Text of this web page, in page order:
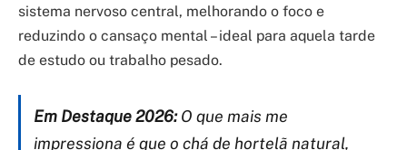
sistema nervoso central, melhorando o foco e
reduzindo o cansaço mental – ideal para aquela tarde
de estudo ou trabalho pesado.
Em Destaque 2026:O que mais me
impressiona é que o chá de hortelã natural,